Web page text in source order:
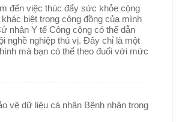
đến việc thúc đẩy sức khỏe cộng
biệt trong cộng đồng của mình
nhân Y tế Công cộng có thể dẫn
nghề nghiệp thú vị. Đây chỉ là một
mà bạn có thể theo đuổi với mức
vệ dữ liệu cá nhân Bệnh nhân trong